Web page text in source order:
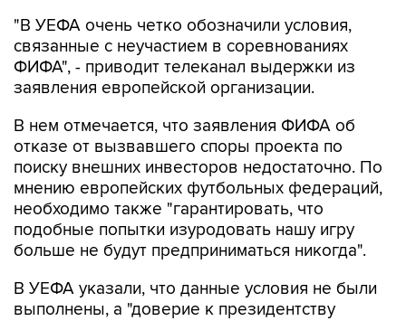
"В УЕФА очень четко обозначили условия,
связанные с неучастием в соревнованиях
ФИФА", - приводит телеканал выдержки из
заявления европейской организации.
В нем отмечается, что заявления ФИФА об
отказе от вызвавшего споры проекта по
поиску внешних инвесторов недостаточно. По
мнению европейских футбольных федераций,
необходимо также "гарантировать, что
подобные попытки изуродовать нашу игру
больше не будут предприниматься никогда".
В УЕФА указали, что данные условия не были
выполнены, а "доверие к президентству